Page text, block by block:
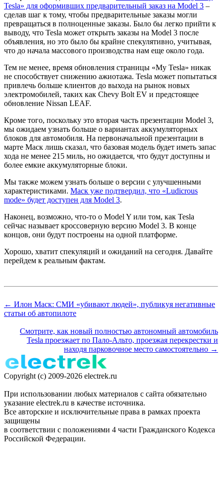
Tesla» для оформивших предварительный заказ на Model 3 –
сделав шаг к тому, чтобы предварительные заказы могли
превращаться в полноценные заказы. Было бы легко прийти к
выводу, что Tesla может открыть заказы на Model 3 после
объявления, но это было бы крайне спекулятивно, учитывая,
что до начала массового производства нам еще около года.
Тем не менее, время обновления страницы «My Tesla» никак
не способствует снижению ажиотажа. Tesla может попытаться
привлечь больше клиентов до выхода на рынок новых
электромобилей, таких как Chevy Bolt EV и предстоящее
обновление Nissan LEAF.
Кроме того, поскольку это вторая часть презентации Model 3,
мы ожидаем узнать больше о вариантах аккумуляторных
блоков для автомобиля. На первоначальной презентации в
марте Маск лишь сказал, что базовая модель будет иметь запас
хода не менее 215 миль, но ожидается, что будут доступны и
более емкие аккумуляторные блоки.
Мы также можем узнать больше о версии с улучшенными
характеристиками. Маск уже подтвердил, что «Ludicrous
mode» будет доступен для Model 3.
Наконец, возможно, что-то о Model Y или том, как Tesla
сейчас называет кроссоверную версию Model 3. В конце
концов, они будут построены на одной платформе.
Хорошо, хватит спекуляций и ожиданий на сегодня. Давайте
перейдем к реальным фактам.
← Илон Маск: СМИ «убивают людей», публикуя негативные
статьи об автопилоте
Смотрите, как новый полностью автономный автомобиль
Tesla проезжает по Пало-Альто, проезжая перекрестки и
находя парковочное место самостоятельно →
Copyright (c) 2009-2026 electrek.ru
При использовании любых материалов с сайта обязательно
указание electrek.ru в качестве источника.
Все авторские и исключительные права в рамках проекта
защищены
в соответствии с положениями 4 части Гражданского Кодекса
Российской Федерации.